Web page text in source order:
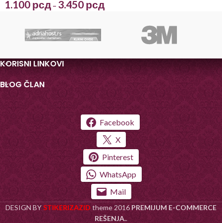
1.100 рсд – 3.450 рсд
KORISNI LINKOVI
BLOG ČLAN
Facebook
X
Pinterest
WhatsApp
Mail
DESIGN BYSTIKERIZAZID theme2016 PREMIJUM E-COMMERCE
REŠENJA..